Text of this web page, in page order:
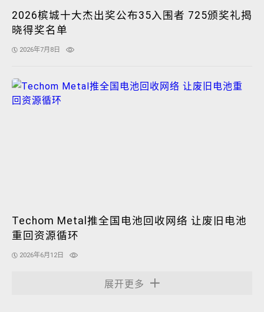
2026槟城十大杰出奖公布35入围者 725颁奖礼揭
晓得奖名单
2026年7月8日
Techom Metal推全国电池回收网络 让废旧电池
重回资源循环
2026年6月12日
展开更多